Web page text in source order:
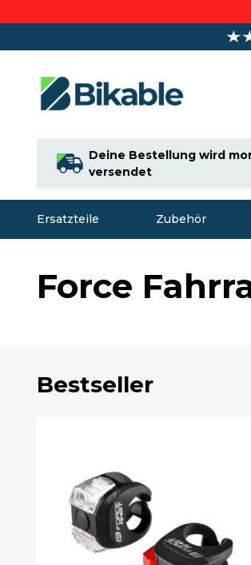
Deine Bestellung wird
versendet
Ersatzteile Zubehör
Force
Bestseller